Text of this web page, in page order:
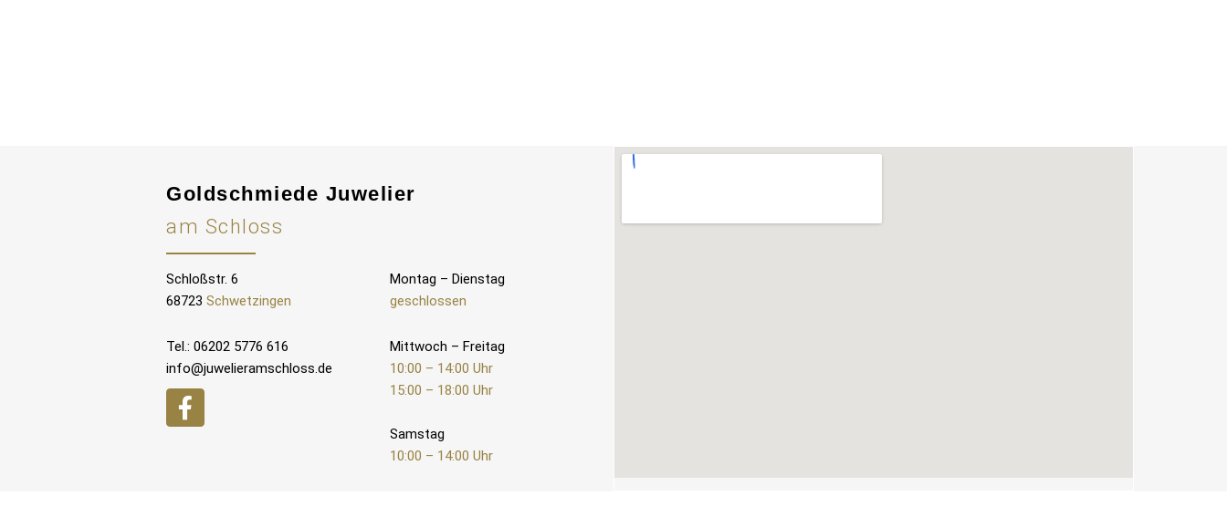
Goldschmiede Juwelier
am Schloss
Schloßstr. 6
68723 Schwetzingen
Tel.: 06202 5776 616
info@juwelieramschloss.de
Montag – Dienstag
geschlossen
Mittwoch – Freitag
10:00 – 14:00 Uhr
15:00 – 18:00 Uhr
Samstag
10:00 – 14:00 Uhr